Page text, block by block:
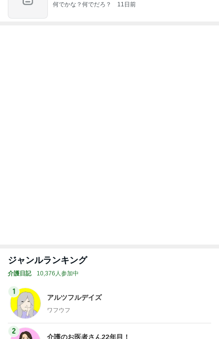
何でかな？何でだろ？ 11日前
ジャンルランキング
介護日記 10,376人参加中
1
アルツフルデイズ
ワフウフ
2
介護のお医者さん22年目！